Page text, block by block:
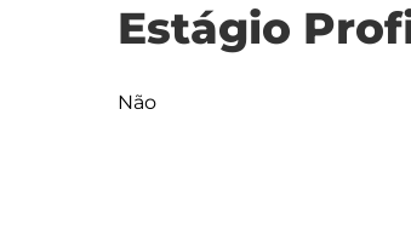
Estágio
Não